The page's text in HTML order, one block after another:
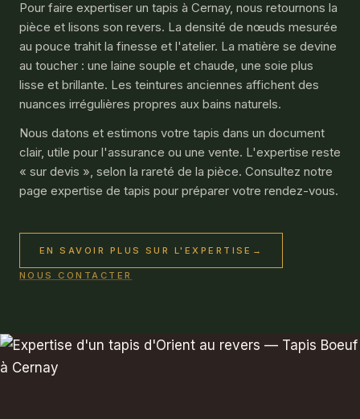
Pour faire expertiser un tapis à Cernay, nous retournons la
pièce et lisons son revers. La densité de nœuds mesurée
au pouce trahit la finesse et l'atelier. La matière se devine
au toucher : une laine souple et chaude, une soie plus
lisse et brillante. Les teintures anciennes affichent des
nuances irrégulières propres aux bains naturels.
Nous datons et estimons votre tapis dans un document
clair, utile pour l'assurance ou une vente. L'expertise reste
« sur devis », selon la rareté de la pièce. Consultez notre
page expertise de tapis pour préparer votre rendez-vous.
EN SAVOIR PLUS SUR L'EXPERTISE →
NOUS CONTACTER